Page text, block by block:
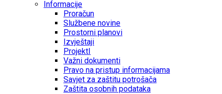
Informacije
Proračun
Službene novine
Prostorni planovi
Izvještaji
ProjektI
Važni dokumenti
Pravo na pristup informacijama
Savjet za zaštitu potrošača
Zaštita osobnih podataka